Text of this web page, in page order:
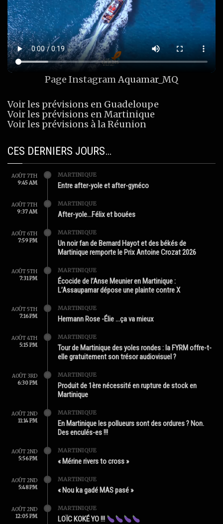
Page InstagramAquamar_MQ
Voir les prévisions en Guadeloupe
Voir les prévisions en Martinique
Voir les prévisions à la Réunion
CES DERNIERS JOURS…
AOÛT 7TH
9:45 AM
MARTINIQUE
Entre after-yole et after-gynéco
AOÛT 7TH
9:37 AM
MARTINIQUE
After-yole…Félix et bouées
AOÛT 6TH
7:59 PM
MARTINIQUE
Un noir fan de Bernard Hayot et des békés de
Martinique remporte le Prix Antoine Crozat 2026
AOÛT 5TH
7:31 PM
MARTINIQUE
Écocide de l’Anse Meunier en Martinique :
L’Assaupamar dépose une plainte contre X
AOÛT 5TH
7:16 PM
MARTINIQUE
Hermann Rose -Élie …ça va mieux
AOÛT 4TH
5:15 PM
MARTINIQUE
Tour de Martinique des yoles rondes : la FYRM offre-t-
elle gratuitement son trésor audiovisuel ?
AOÛT 3RD
6:30 PM
MARTINIQUE
Produit de 1ère nécessité en rupture de stock en
Martinique
AOÛT 2ND
11:14 PM
MARTINIQUE
En Martinique les pollueurs sont des ordures ? Non.
Des enculés-es !!!
AOÛT 2ND
5:56 PM
MARTINIQUE
« Mérine rivers to cross »
AOÛT 2ND
5:48 PM
MARTINIQUE
« Nou ka gadé MAS pasé »
AOÛT 2ND
12:05 PM
MARTINIQUE
LOÏC KOKÉ YO !!!